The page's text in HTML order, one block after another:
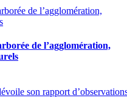
de l’agglomération,